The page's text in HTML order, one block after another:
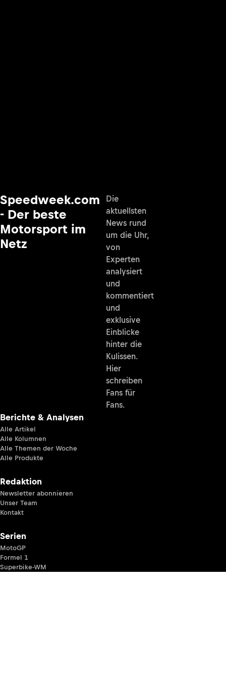
Speedweek.com
- Der beste
Motorsport im
Netz
Die
aktuellsten
News rund
um die Uhr,
von
Experten
analysiert
und
kommentiert
und
exklusive
Einblicke
hinter die
Kulissen.
Hier
schreiben
Fans für
Fans.
Berichte & Analysen
Alle Artikel
Alle Kolumnen
Alle Themen der Woche
Alle Produkte
Redaktion
Newsletter abonnieren
Unser Team
Kontakt
Serien
MotoGP
Formel 1
Superbike-WM